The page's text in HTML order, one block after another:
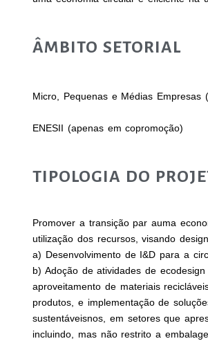
ÂMBITO SETORIAL
Micro, Pequenas e Médias Empresas
ENESII (apenas em copromoção)
TIPOLOGIA DO
Promover a transição par auma
utilização dos recursos, visando
a) Desenvolvimento de I&D para a
b) Adoção de atividades de
aproveitamento de materiais
produtos, e implementação de
sustentáveisnos, em setores que
incluindo, mas não restrito a